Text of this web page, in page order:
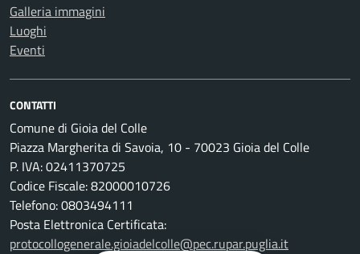
Galleria immagini
Luoghi
Eventi
CONTATTI
Comune di Gioia del Colle
Piazza Margherita di Savoia, 10 - 70023 Gioia del Colle
P. IVA: 02411370725
Codice Fiscale: 82000010726
Telefono: 0803494111
Posta Elettronica Certificata:
protocollogenerale.gioiadelcolle@pec.rupar.puglia.it